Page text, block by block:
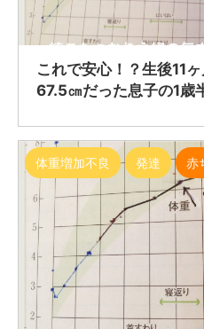
これで安心！？生後11
67.5㎝だった息子の1歳
体重増加不良 発達 赤